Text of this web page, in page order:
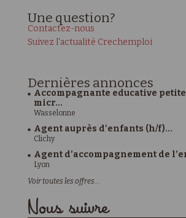
Une question?
Contactez-nous
Suivez l'actualité Crechemploi
Dernières annonces
Accompagnante educative
micr...
Wasselonne
Agent auprès d'enfants (h/f)...
Clichy
Agent d’accompagnement de
Lyon
Voir toutes les offres...
Nous suivre